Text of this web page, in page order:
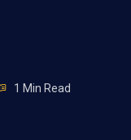
1 Min Read